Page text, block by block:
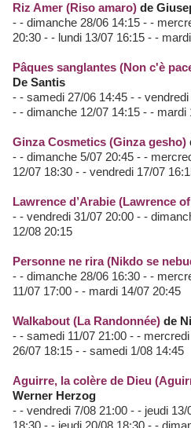
Riz Amer (Riso amaro) de
- - dimanche 28/06 14:15 - -
20:30 - - lundi 13/07 16:15 - -
Pâques sanglantes (Non c'è
De Santis
- - samedi 27/06 14:45 - -
- - dimanche 12/07 14:15 - - mardi
Ginza Cosmetics (Ginza gesho)
- - dimanche 5/07 20:45 - -
12/07 18:30 - - vendredi 17/07
Lawrence d’Arabie (Lawrence
- - vendredi 31/07 20:00 - -
12/08 20:15
Personne ne rira (Nikdo se
- - dimanche 28/06 16:30 - -
11/07 17:00 - - mardi 14/07 20:45
Walkabout (La Randonnée) de
- - samedi 11/07 21:00 - -
26/07 18:15 - - samedi 1/08 14:45
Aguirre, la colère de Dieu
Werner Herzog
- - vendredi 7/08 21:00 - - jeudi